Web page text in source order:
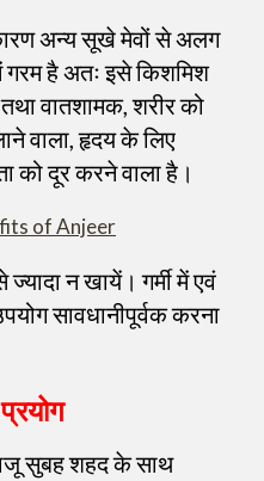
अन्य सूखे मेवों से अलग
गरम है अतः इसे किशमिश
वातशामक, शरीर को
वाला, हृदय के लिए
को दूर करने वाला है।
of Anjeer
न खायें। गर्मी में एवं
सावधानीपूर्वक करना
सुबह शहद के साथ